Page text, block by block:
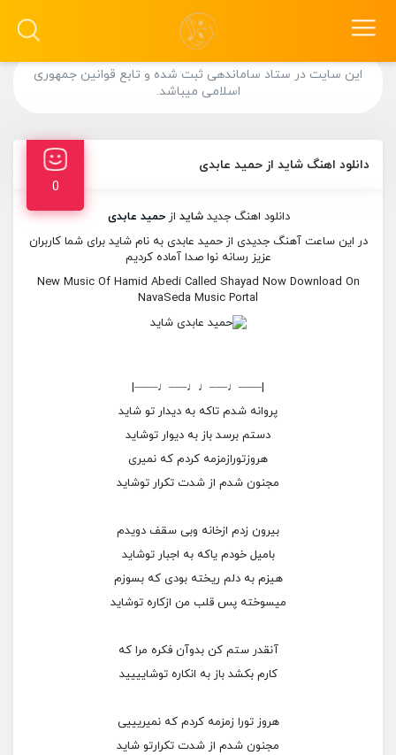
این سایت در ستاد ساماندهی ثبت شده و تابع قوانین جمهوری
اسلامی میباشد.
دانلود اهنگ شاید از حمید عابدی
0
دانلود اهنگ جدید شاید از حمید عابدی
در این ساعت آهنگ جدیدی از حمید عابدی به نام شاید برای شما کاربران
عزیز رسانه نوا صدا آماده کردیم
New Music Of Hamid Abedi Called Shayad Now Download On
NavaSeda Music Portal
|——♩—–♩♩—–♩——|
پروانه شدم تاکه به دیدار تو شاید
دستم برسد باز به دیوار توشاید
هروزتورازمزمه کردم که نمیری
مجنون شدم از شدت تکرار توشاید
بیرون زدم ازخانه وبی سقف دویدم
بامیل خودم یاکه به اجبار توشاید
هیزم به دلم ریخته بودی که بسوزم
میسوخته پس قلب من ازکاره توشاید
آنقدر ستم کن بدوآن فکره مرا که
کارم بکشد باز به انکاره توشایییید
هروز تورا زمزمه کردم که نمیریییی
مجنون شدم از شدت تکرارتو شاید